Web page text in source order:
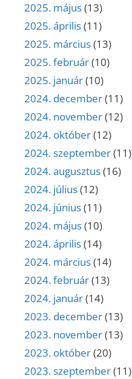
2025. május(13)
2025. április(11)
2025. március(13)
2025. február(10)
2025. január(10)
2024. december(11)
2024. november(12)
2024. október(12)
2024. szeptember(11)
2024. augusztus(16)
2024. július(12)
2024. június(11)
2024. május(10)
2024. április(14)
2024. március(14)
2024. február(13)
2024. január(14)
2023. december(13)
2023. november(13)
2023. október(20)
2023. szeptember(11)